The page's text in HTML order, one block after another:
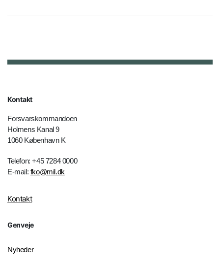
Kontakt
Forsvarskommandoen
Holmens Kanal 9
1060 København K
Telefon: +45 7284 0000
E-mail: fko@mil.dk
Kontakt
Genveje
Nyheder